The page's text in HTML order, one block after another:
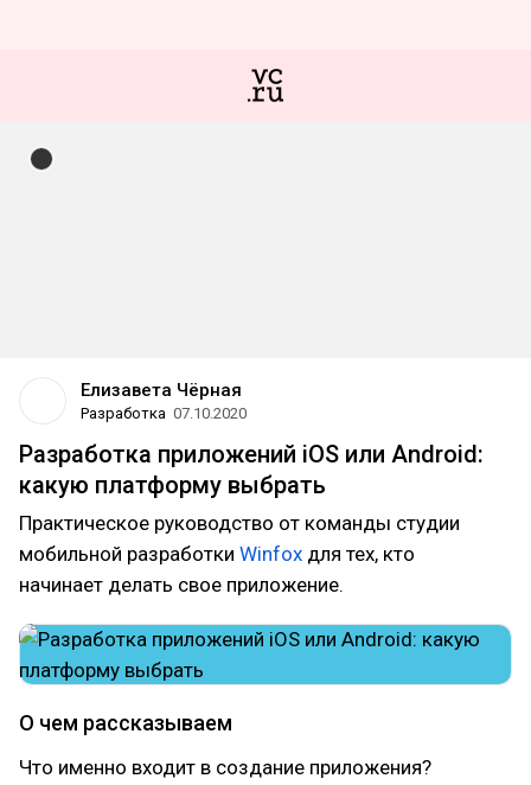
Елизавета Чёрная
Разработка 07.10.2020
Разработка приложений iOS или Android:
какую платформу выбрать
Практическое руководство от команды студии
мобильной разработки Winfox для тех, кто
начинает делать свое приложение.
О чем рассказываем
Что именно входит в создание приложения?